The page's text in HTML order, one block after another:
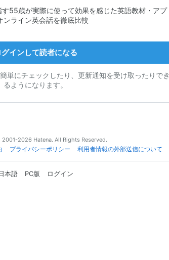
55歳が実際に使って効果を感じた英語教材・アプ
ンライン英会話を徹底比較
グインして読者になる
単にチェックしたり、更新通知を受け取ったりでき
るようになります。
2026 Hatena. All Rights Reserved.
プライバシーポリシー 利用者情報の外部送信について
本語 PC版 ログイン